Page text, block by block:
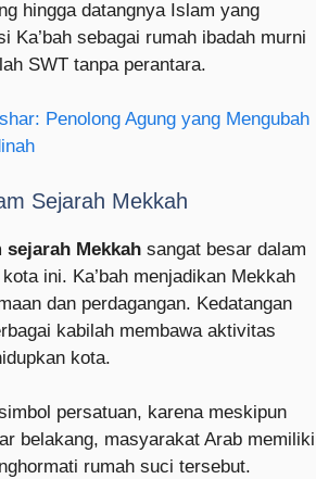
hingga datangnya Islam yang
Ka’bah sebagai rumah ibadah murni
SWT tanpa perantara.
Penolong Agung yang Mengubah
Sejarah Mekkah
sejarah Mekkah sangat besar dalam
ini. Ka’bah menjadikan Mekkah
dan perdagangan. Kedatangan
kabilah membawa aktivitas
kota.
persatuan, karena meskipun
belakang, masyarakat Arab memiliki
rumah suci tersebut.